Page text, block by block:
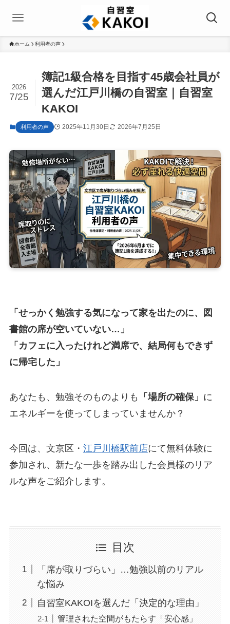
ホーム 利用者の声
簿記1級合格を目指す45歳会社員が
選んだ江戸川橋の自習室｜自習室
KAKOI
2026
7/25
利用者の声 2025年11月30日 2026年7月25日
「せっかく勉強する気になって家を出たのに、図
書館の席が空いていない…」
「カフェに入ったけれど満席で、結局何もできず
に帰宅した」
あなたも、勉強そのものよりも 「場所の確保」 に
エネルギーを使ってしまっていませんか？
今回は、文京区・ 江戸川橋駅前店にて無料体験に
参加され、新たな一歩を踏み出した会員様のリア
ルな声をご紹介します。
目次
「席が取りづらい」…勉強以前のリアル
な悩み
自習室KAKOIを選んだ「決定的な理由」
管理された空間がもたらす「安心感」